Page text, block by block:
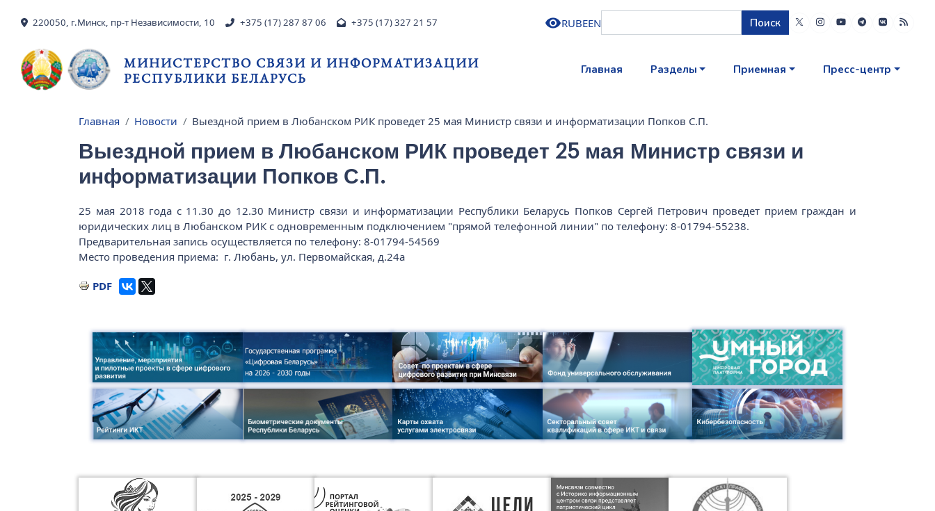
220050, г.Минск, пр-т Независимости, 10 +375 (17) 287 87 06 +375 (17) 327 21 57 RUBEEN Поиск
МИНИСТЕРСТВО СВЯЗИ И ИНФОРМАТИЗАЦИИ
РЕСПУБЛИКИ БЕЛАРУСЬ
Главная Разделы Приемная Пресс-центр
Строка навигации
Главная Новости Выездной прием в Любанском РИК проведет 25 мая Министр связи и информатизации Попков С.П.
Выездной прием в Любанском РИК проведет 25 мая Министр связи и
информатизации Попков С.П.
25 мая 2018 года с 11.30 до 12.30 Министр связи и информатизации Республики Беларусь Попков Сергей Петрович проведет прием граждан и
юридических лиц в Любанском РИК с одновременным подключением "прямой телефонной линии" по телефону: 8-01794-55238.
Предварительная запись осуществляется по телефону: 8-01794-54569
Место проведения приема: г. Любань, ул. Первомайская, д.24а
PDF